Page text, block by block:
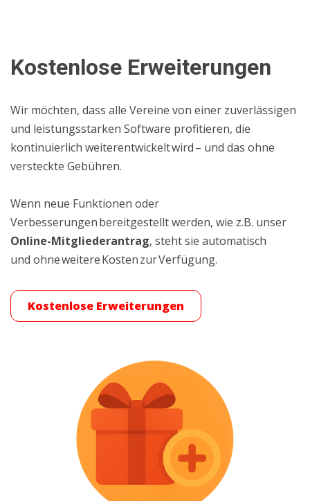
Kostenlose Erweiterungen
Wir möchten, dass alle Vereine von einer zuverlässigen
und leistungsstarken Software profitieren, die
kontinuierlich weiterentwickelt wird – und das ohne
versteckte Gebühren.
Wenn neue Funktionen oder
Verbesserungen bereitgestellt werden, wie z.B. unser
Online-Mitgliederantrag, stehtsie automatisch
und ohne weitere Kosten zur Verfügung.
Kostenlose Erweiterungen